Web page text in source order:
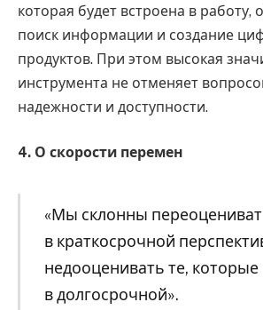
которая будет встроена в работу,
поиск информации и создание
продуктов. При этом высокая
инструмента не отменяет
надежности и доступности.
4. О скорости перемен
«Мы склонны
в краткосрочной
недооценивать те, которые
в долгосрочной».